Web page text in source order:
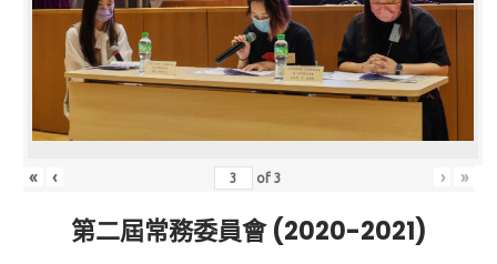
« ‹ of3 › »
第二屆常務委員會 (2020-2021)